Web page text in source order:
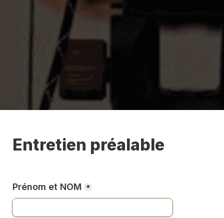
Entretien préalable
Prénom et NOM *